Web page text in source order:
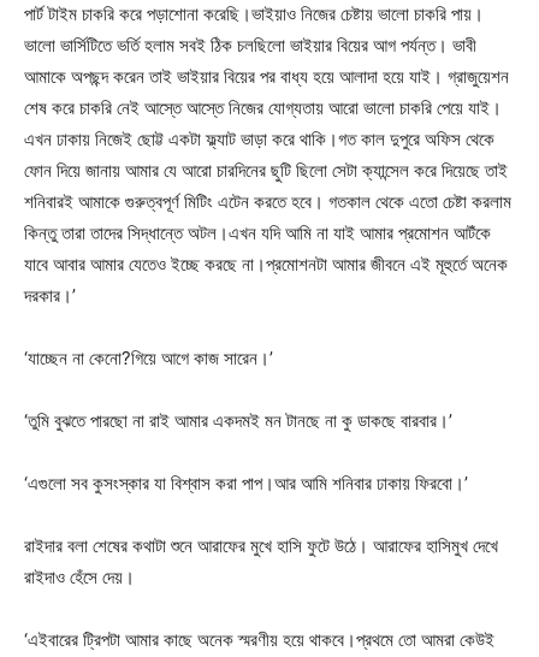
পার্ট টাইম চাকরি করে পড়াশোনা করেছি।ভাইয়াও নিজের চেষ্টায় ভালো চাকরি পায়।
ভালো ভার্সিটিতে ভর্তি হলাম সবই ঠিক চলছিলো ভাইয়ার বিয়ের আগ পর্যন্ত। ভাবী
আমাকে অপছন্দ করেন তাই ভাইয়ার বিয়ের পর বাধ্য হয়ে আলাদা হয়ে যাই। গ্রাজুয়েশন
শেষ করে চাকরি নেই আস্তে আস্তে নিজের যোগ্যতায় আরো ভালো চাকরি পেয়ে যাই।
এখন ঢাকায় নিজেই ছোট্ট একটা ফ্ল্যাট ভাড়া করে থাকি।গত কাল দুপুরে অফিস থেকে
ফোন দিয়ে জানায় আমার যে আরো চারদিনের ছুটি ছিলো সেটা ক্যান্সেল করে দিয়েছে তাই
শনিবারই আমাকে গুরুত্বপূর্ণ মিটিং এটেন করতে হবে। গতকাল থেকে এতো চেষ্টা করলাম
কিন্তু তারা তাদের সিদ্ধান্তে অটল।এখন যদি আমি না যাই আমার প্রমোশন আটঁকে
যাবে আবার আমার যেতেও ইচ্ছে করছে না।প্রমোশনটা আমার জীবনে এই মূহুর্তে অনেক
দরকার।’
‘যাচ্ছেন না কেনো?গিয়ে আগে কাজ সারেন।’
‘তুমি বুঝতে পারছো না রাই আমার একদমই মন টানছে না কু ডাকছে বারবার।’
‘এগুলো সব কুসংস্কার যা বিশ্বাস করা পাপ।আর আমি শনিবার ঢাকায় ফিরবো।’
রাইদার বলা শেষের কথাটা শুনে আরাফের মুখে হাসি ফুটে উঠে। আরাফের হাসিমুখ দেখে
রাইদাও হেঁসে দেয়।
‘এইবারের ট্রিপটা আমার কাছে অনেক স্মরণীয় হয়ে থাকবে।প্রথমে তো আমরা কেউই